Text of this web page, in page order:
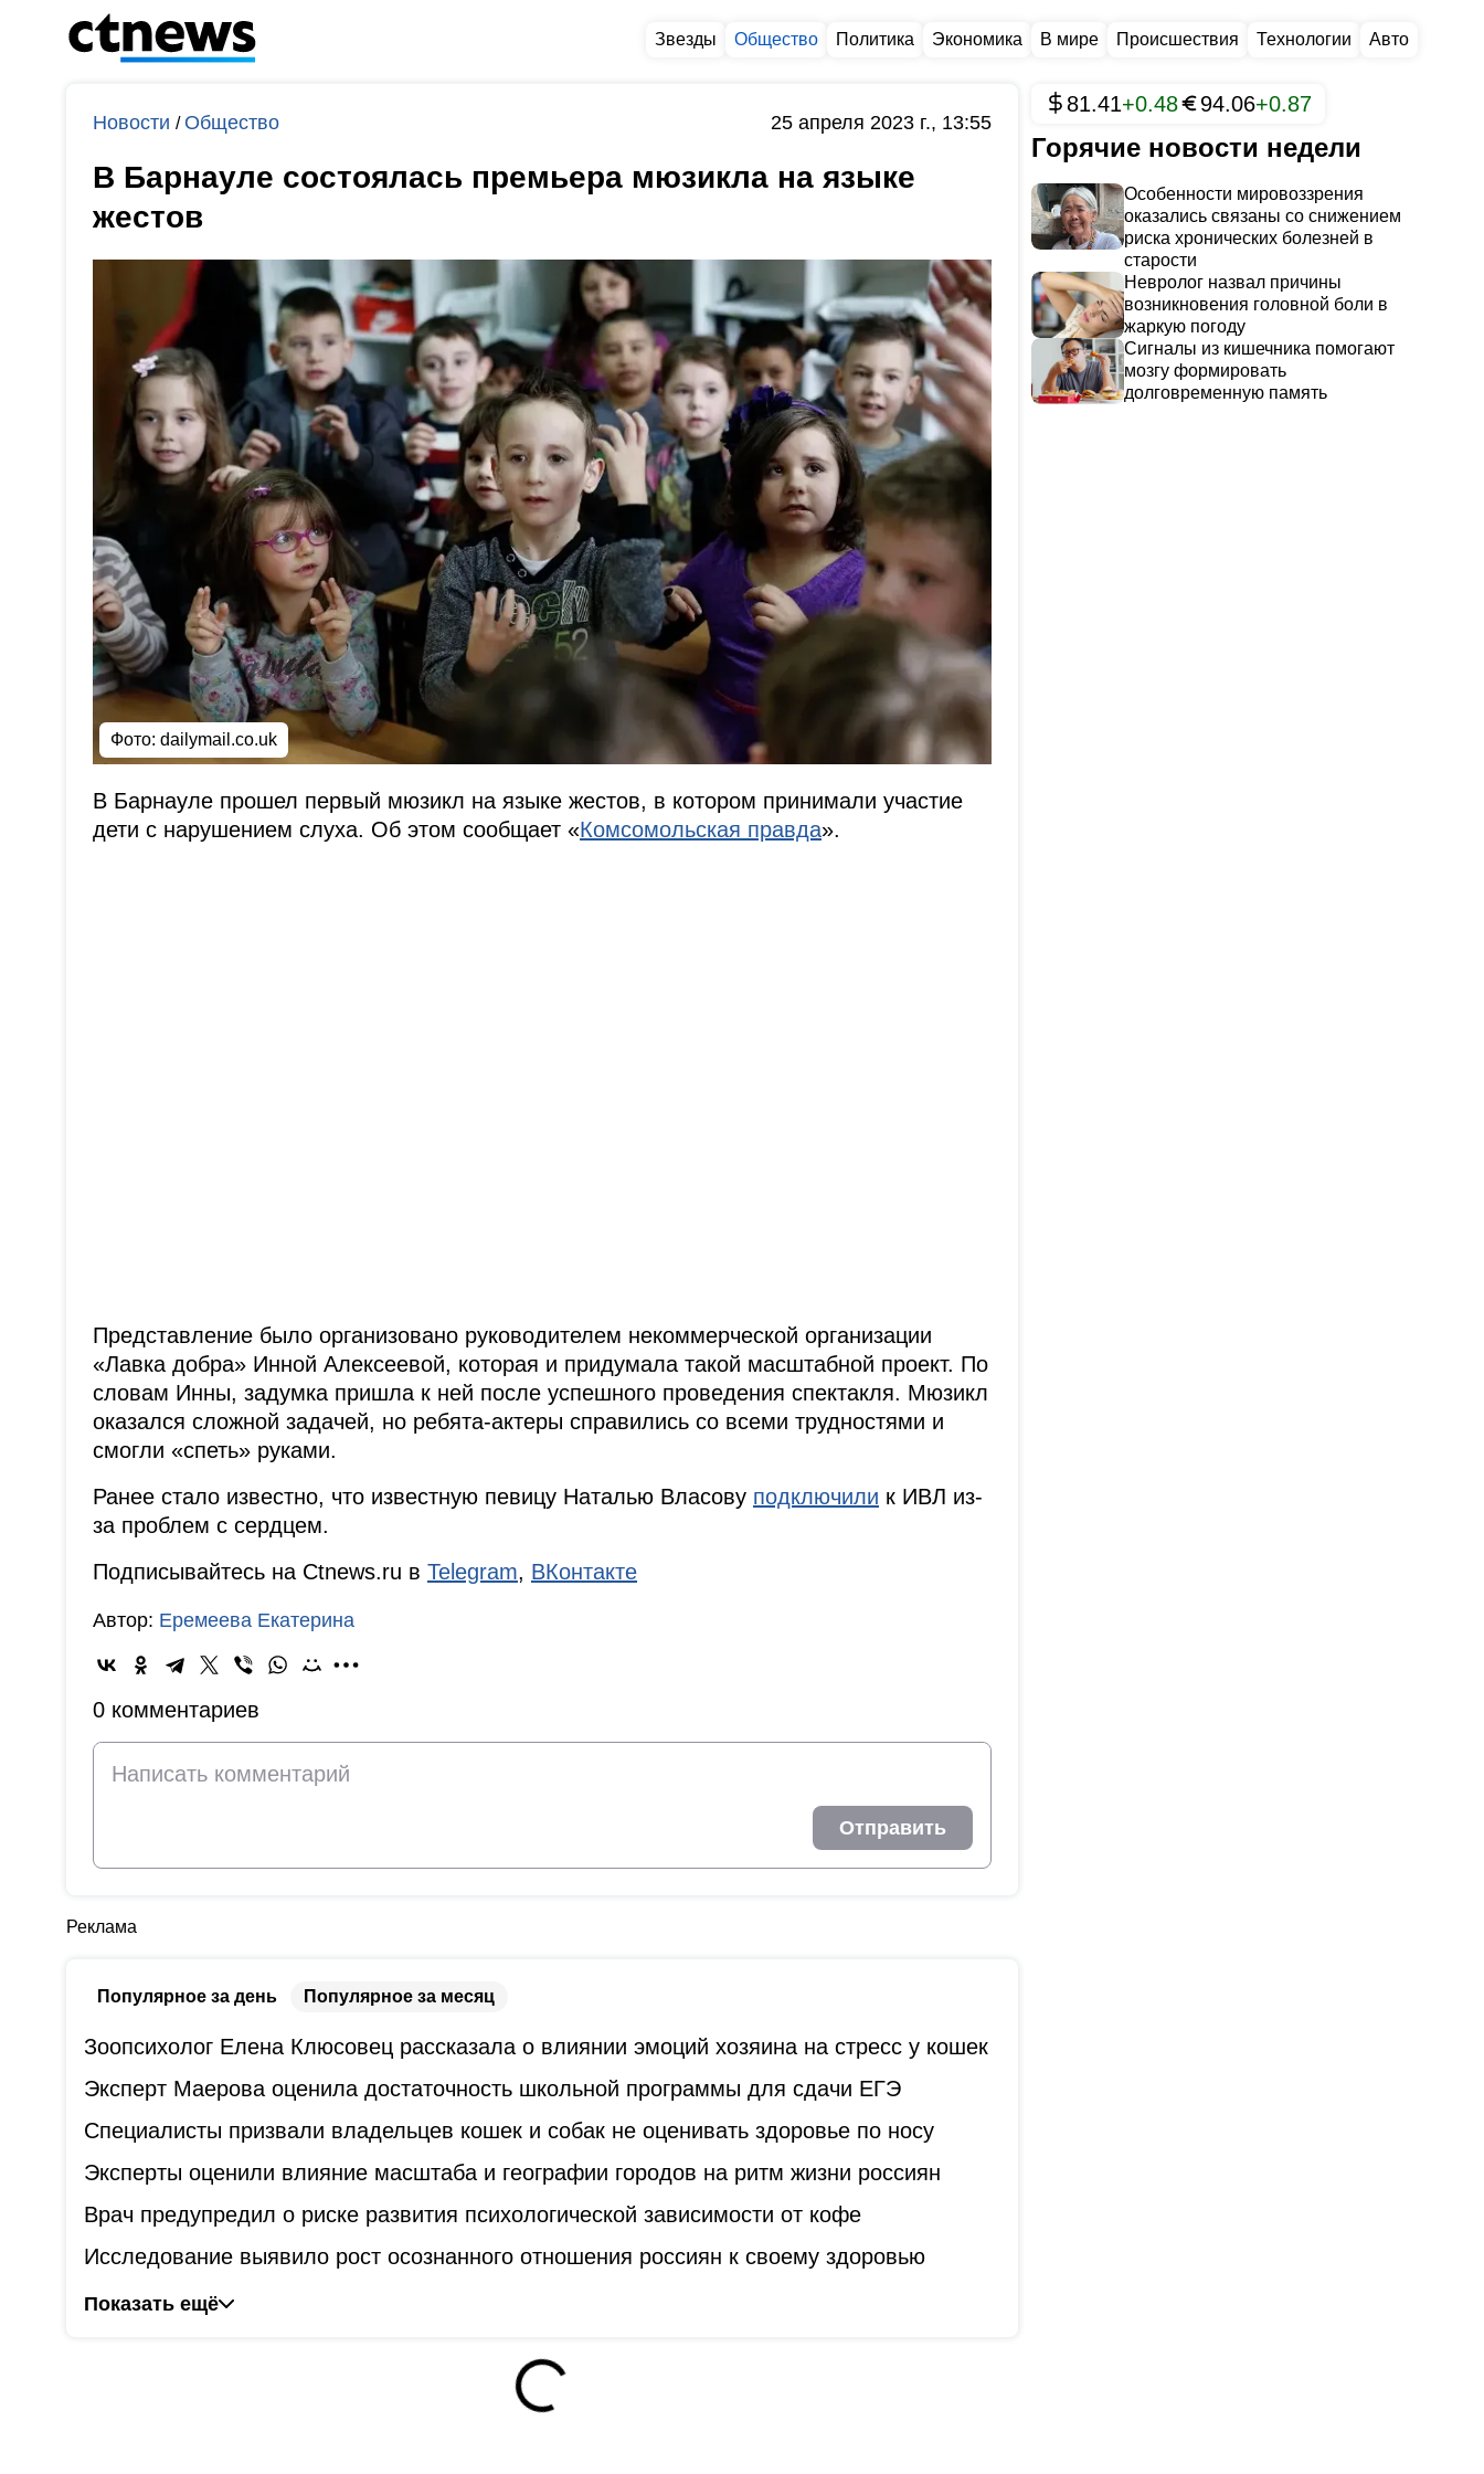
Звезды Общество Политика Экономика В мире Происшествия Технологии Авто
Новости /Общество 25 апреля 2023 г., 13:55
В Барнауле состоялась премьера мюзикла на языке
жестов
Фото: dailymail.co.uk
В Барнауле прошел первый мюзикл на языке жестов, в котором принимали участие
дети с нарушением слуха. Об этом сообщает «Комсомольская правда».
Представление было организовано руководителем некоммерческой организации
«Лавка добра» Инной Алексеевой, которая и придумала такой масштабной проект. По
словам Инны, задумка пришла к ней после успешного проведения спектакля. Мюзикл
оказался сложной задачей, но ребята-актеры справились со всеми трудностями и
смогли «спеть» руками.
Ранее стало известно, что известную певицу Наталью Власову подключили к ИВЛ из-
за проблем с сердцем.
Подписывайтесь на Ctnews.ru в Telegram, ВКонтакте
Автор: Еремеева Екатерина
0 комментариев
Отправить
Реклама
Популярное за день Популярное за месяц
Зоопсихолог Елена Клюсовец рассказала о влиянии эмоций хозяина на стресс у кошек
Эксперт Маерова оценила достаточность школьной программы для сдачи ЕГЭ
Специалисты призвали владельцев кошек и собак не оценивать здоровье по носу
Эксперты оценили влияние масштаба и географии городов на ритм жизни россиян
Врач предупредил о риске развития психологической зависимости от кофе
Исследование выявило рост осознанного отношения россиян к своему здоровью
Показать ещё
81.41+0.48 94.06+0.87
Горячие новости недели
Особенности мировоззрения
оказались связаны со снижением
риска хронических болезней в
старости
Невролог назвал причины
возникновения головной боли в
жаркую погоду
Сигналы из кишечника помогают
мозгу формировать
долговременную память